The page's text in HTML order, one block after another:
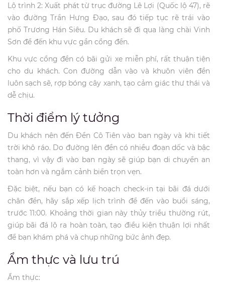
Lộ trình 2: Xuất phát từ trục đường Lê Lợi (Quốc lộ 47), rẽ
vào đường Trần Hưng Đạo, sau đó tiếp tục rẽ trái vào
phố Trương Hán Siêu. Du khách sẽ đi qua làng chài Vinh
Sơn để đến khu vực gần cổng đền.
Khu vực cổng đền có bãi gửi xe miễn phí, rất thuận tiện
cho du khách. Con đường dẫn vào và khuôn viên đền
luôn sạch sẽ, rợp bóng cây xanh, tạo cảm giác thư thái và
dễ chịu.
Thời điểm lý tưởng
Du khách nên đến Đền Cô Tiên vào ban ngày và khi tiết
trời khô ráo. Do đường lên đền có nhiều đoạn dốc và bậc
thang, vì vậy đi vào ban ngày sẽ giúp bạn di chuyển an
toàn hơn và ngắm cảnh biển trọn vẹn.
Đặc biệt, nếu bạn có kế hoạch check-in tại bãi đá dưới
chân đền, hãy sắp xếp lịch trình để đến vào buổi sáng,
trước 11:00. Khoảng thời gian này thủy triều thường rút,
giúp bãi đá lộ ra hoàn toàn, tạo điều kiện thuận lợi nhất
để bạn khám phá và chụp những bức ảnh đẹp.
Ẩm thực và lưu trú
Ẩm thực: